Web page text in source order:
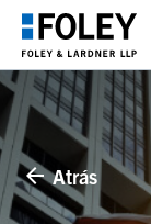
Atrás